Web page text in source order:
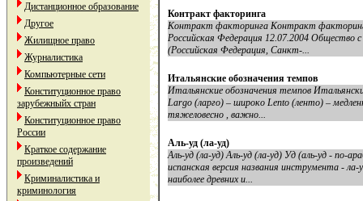
Дистанционное образование
Другое
Жилищное право
Журналистика
Компьютерные сети
Конституционное право
зарубежныйх стран
Конституционное право
России
Краткое содержание
произведений
Криминалистика и
криминология
Контракт факторинга
Контракт факторинга Контракт
Российская Федерация 12.07.2004 Общество
(Российская Федерация, Санкт-...
Итальянские обозначения темпов
Итальянские обозначения темпов
Largo (ларго) – широко Lento (ленто) –
тяжеловесно , важно...
Аль-уд (ла-уд)
Аль-уд (ла-уд) Аль-уд (ла-уд) Уд (аль-уд - по-
испанская версия названия инструмента -
наиболее древних и...